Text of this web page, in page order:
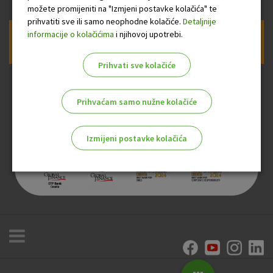
Prijava na newsletter OTP banke
možete promijeniti na "Izmjeni postavke kolačića" te
prihvatiti sve ili samo neophodne kolačiće. Detaljnije
informacije o kolačićima i njihovoj upotrebi.
Prihvati sve kolačiće
Prihvaćam samo nužne kolačiće
Izmijeni postavke kolačića
Nužni kolačići